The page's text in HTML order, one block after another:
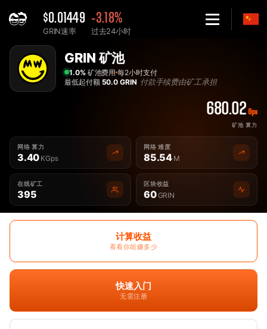
$0.01449
GRIN速率
-3.18%
过去24小时
Home
最佳GRIN 矿池 - 2Miners
GRIN 矿池
1.0%矿池费用 每2小时支付
最低起付额 50.0 GRIN 付款手续费由矿工承担
680.02 Gps
矿池 算力
网络 算力
3.40 KGps
网络 难度
85.54 M
在线矿工
395
区块收益
60GRIN
计算收益
看看你能赚多少
快速入门
无需注册